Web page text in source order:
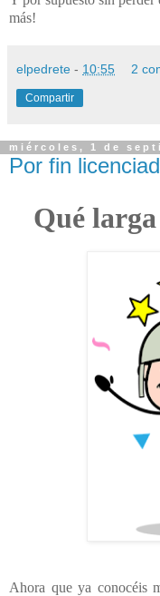
más!
elpedrete - 10:55 2
Compartir
miércoles, 1 de
Por fin
Qué
Ahora que ya conocéis